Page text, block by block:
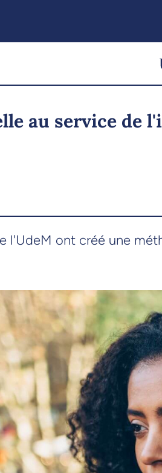
au service de
l'UdeM ont créé une